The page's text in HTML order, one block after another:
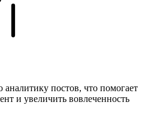
постов, что помогает
и увеличить вовлеченность